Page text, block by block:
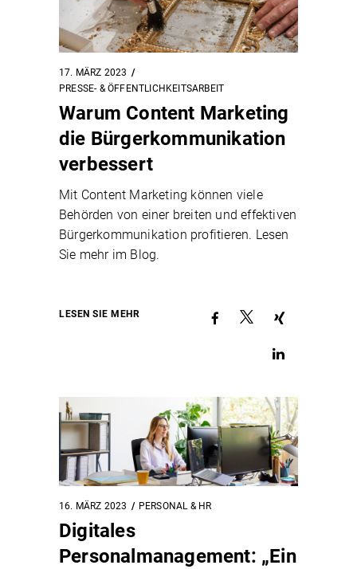
17. MÄRZ 2023
PRESSE- & ÖFFENTLICHKEITSARBEIT
Warum Content Marketing
die Bürgerkommunikation
verbessert
Mit Content Marketing können viele
Behörden von einer breiten und effektiven
Bürgerkommunikation profitieren. Lesen
Sie mehr im Blog.
LESEN SIE MEHR
16. MÄRZ 2023 PERSONAL & HR
Digitales
Personalmanagement: „Ein